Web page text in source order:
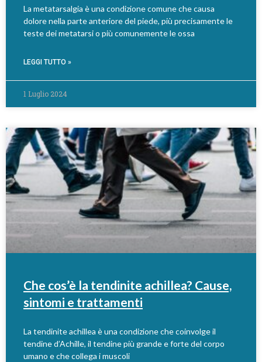
La metatarsalgia è una condizione comune che causa
dolore nella parte anteriore del piede, più precisamente le
teste dei metatarsi o più comunemente le ossa
LEGGI TUTTO »
1 Luglio 2024
Che cos’è la tendinite achillea? Cause,
sintomi e trattamenti
La tendinite achillea è una condizione che coinvolge il
tendine d’Achille, il tendine più grande e forte del corpo
umano e che collega i muscoli